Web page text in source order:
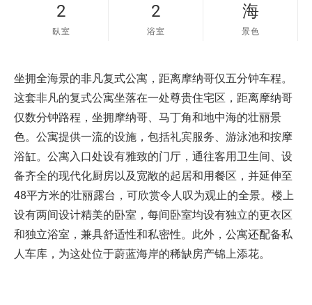
2
臥室
2
浴室
海
景色
坐拥全海景的非凡复式公寓，距离摩纳哥仅五分钟车程。
这套非凡的复式公寓坐落在一处尊贵住宅区，距离摩纳哥
仅数分钟路程，坐拥摩纳哥、马丁角和地中海的壮丽景
色。公寓提供一流的设施，包括礼宾服务、游泳池和按摩
浴缸。公寓入口处设有雅致的门厅，通往客用卫生间、设
备齐全的现代化厨房以及宽敞的起居和用餐区，并延伸至
48平方米的壮丽露台，可欣赏令人叹为观止的全景。楼上
设有两间设计精美的卧室，每间卧室均设有独立的更衣区
和独立浴室，兼具舒适性和私密性。此外，公寓还配备私
人车库，为这处位于蔚蓝海岸的稀缺房产锦上添花。